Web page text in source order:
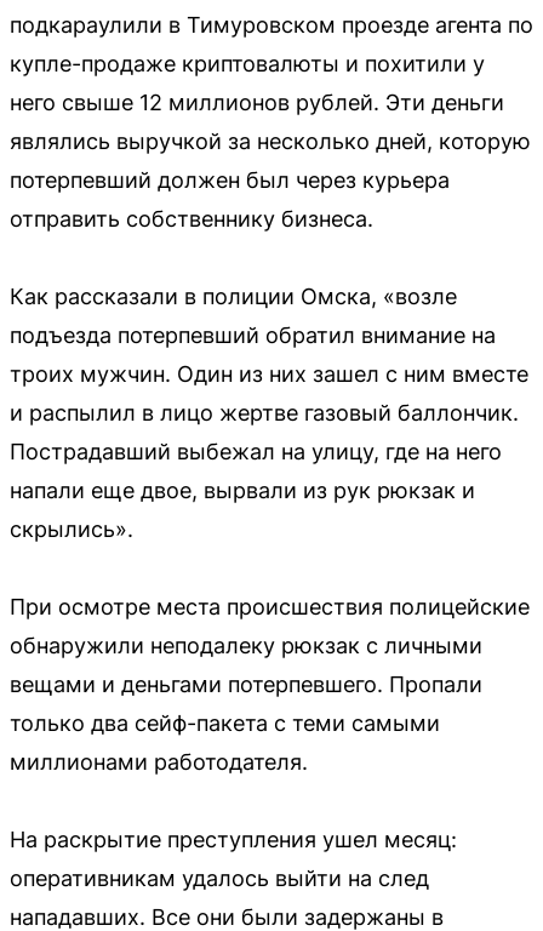
подкараулили в Тимуровском проезде агента по
купле-продаже криптовалюты и похитили у
него свыше 12 миллионов рублей. Эти деньги
являлись выручкой за несколько дней, которую
потерпевший должен был через курьера
отправить собственнику бизнеса.
Как рассказали в полиции Омска, «возле
подъезда потерпевший обратил внимание на
троих мужчин. Один из них зашел с ним вместе
и распылил в лицо жертве газовый баллончик.
Пострадавший выбежал на улицу, где на него
напали еще двое, вырвали из рук рюкзак и
скрылись».
При осмотре места происшествия полицейские
обнаружили неподалеку рюкзак с личными
вещами и деньгами потерпевшего. Пропали
только два сейф-пакета с теми самыми
миллионами работодателя.
На раскрытие преступления ушел месяц:
оперативникам удалось выйти на след
нападавших. Все они были задержаны в